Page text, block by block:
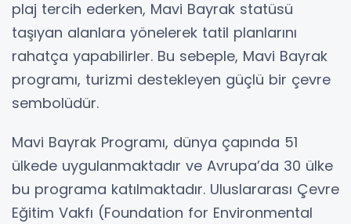
plaj tercih ederken, Mavi Bayrak statüsü
taşıyan alanlara yönelerek tatil planlarını
rahatça yapabilirler. Bu sebeple, Mavi Bayrak
programı, turizmi destekleyen güçlü bir çevre
sembolüdür.
Mavi Bayrak Programı, dünya çapında 51
ülkede uygulanmaktadır ve Avrupa’da 30 ülke
bu programa katılmaktadır. Uluslararası Çevre
Eğitim Vakfı (Foundation for Environmental